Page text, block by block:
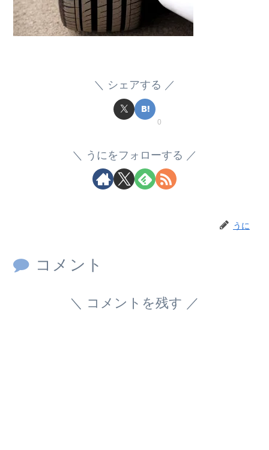
シェアする
0
うにをフォローする
うに
コメント
コメントを残す